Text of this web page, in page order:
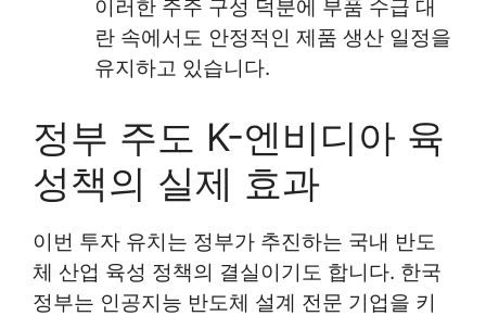
이러한 주주 구성 덕분에 부품 수급 대
란 속에서도 안정적인 제품 생산 일정을
유지하고 있습니다.
정부 주도 K-엔비디아 육
성책의 실제 효과
이번 투자 유치는 정부가 추진하는 국내 반도
체 산업 육성 정책의 결실이기도 합니다. 한국
정부는 인공지능 반도체 설계 전문 기업을 키